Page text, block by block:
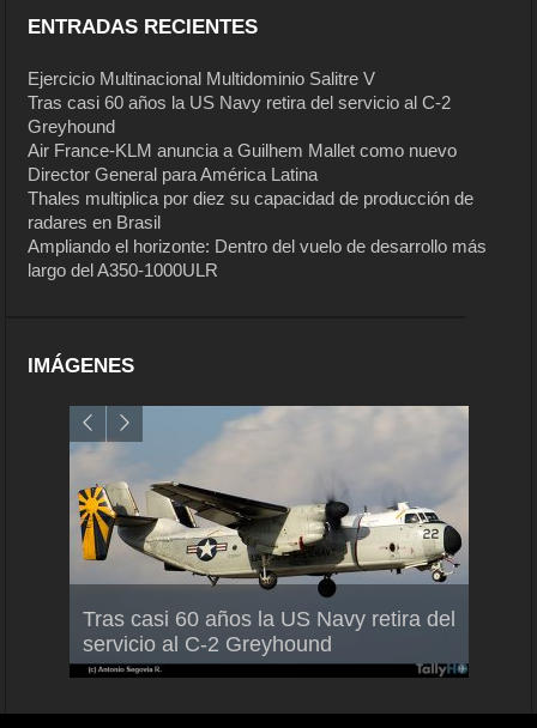
ENTRADAS RECIENTES
Ejercicio Multinacional Multidominio Salitre V
Tras casi 60 años la US Navy retira del servicio al C-2
Greyhound
Air France-KLM anuncia a Guilhem Mallet como nuevo
Director General para América Latina
Thales multiplica por diez su capacidad de producción de
radares en Brasil
Ampliando el horizonte: Dentro del vuelo de desarrollo más
largo del A350-1000ULR
IMÁGENES
Tras casi 60 años la US Navy retira del
servicio al C-2 Greyhound